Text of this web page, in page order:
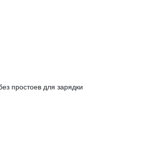
простоев для зарядки